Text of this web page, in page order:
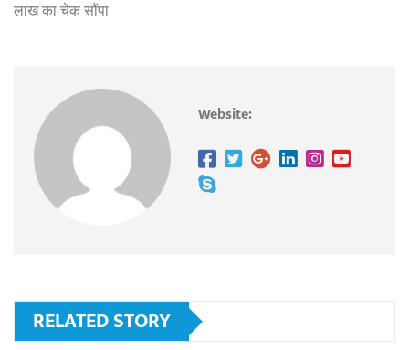
लाख का चेक सौंपा
Website:
RELATED STORY